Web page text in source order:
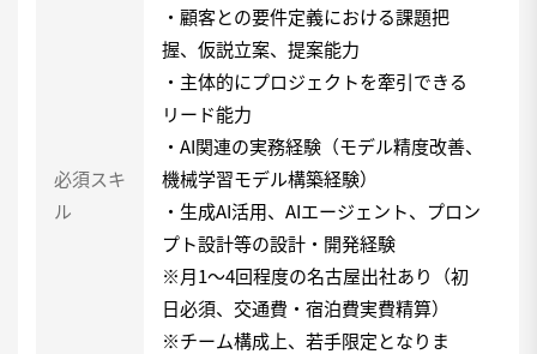
必須スキ
ル
・顧客との要件定義における課題把
握、仮説立案、提案能力
・主体的にプロジェクトを牽引できる
リード能力
・AI関連の実務経験（モデル精度改善、
機械学習モデル構築経験）
・生成AI活用、AIエージェント、プロン
プト設計等の設計・開発経験
※月1〜4回程度の名古屋出社あり（初
日必須、交通費・宿泊費実費精算）
※チーム構成上、若手限定となりま